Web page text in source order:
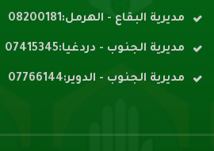
مديرية البقاع - الهرمل:08200181
مديرية الجنوب - دردغيا:07415345
مديرية الجنوب - الدوير:07766144